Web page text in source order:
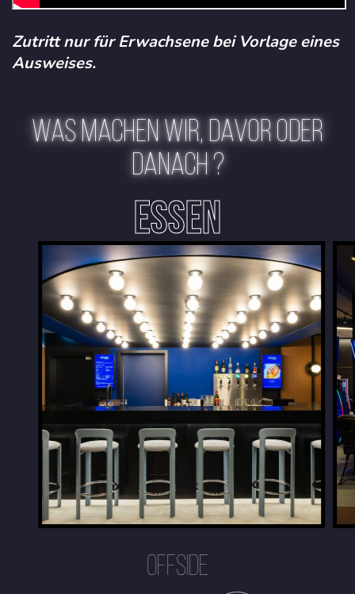
Zutritt nur für Erwachsene bei Vorlage eines
Ausweises.
WAS MACHEN WIR, DAVOR ODER
DANACH ?
ESSEN
OFFSIDE